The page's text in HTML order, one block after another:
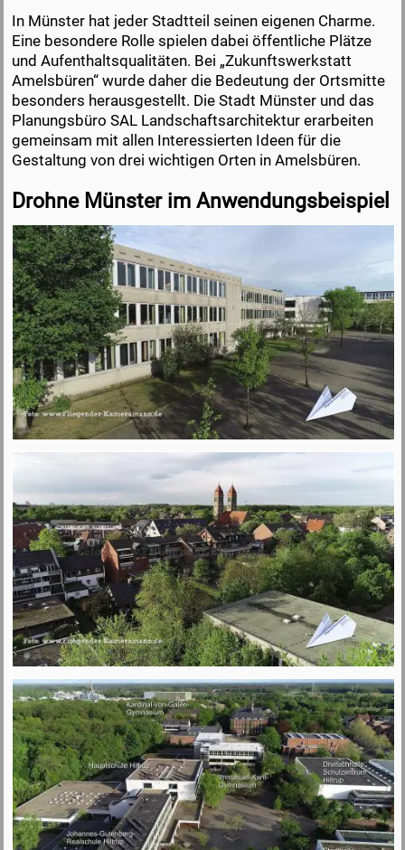
In Münster hat jeder Stadtteil seinen eigenen Charme.
Eine besondere Rolle spielen dabei öffentliche Plätze
und Aufenthaltsqualitäten. Bei „Zukunftswerkstatt
Amelsbüren“ wurde daher die Bedeutung der Ortsmitte
besonders herausgestellt. Die Stadt Münster und das
Planungs­büro SAL Landschaftsarchitektur erarbeiten
gemeinsam mit allen Interessierten Ideen für die
Gestaltung von drei wichtigen Orten in Amelsbüren.
Drohne Münster im Anwendungsbeispiel